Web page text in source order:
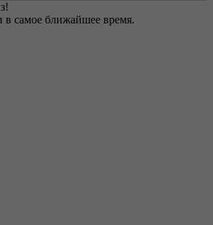
самое ближайшее время.